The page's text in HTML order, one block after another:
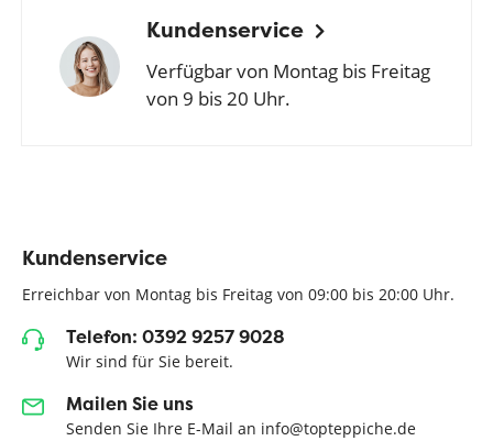
Kundenservice
Verfügbar von Montag bis Freitag
von 9 bis 20 Uhr.
Kundenservice
Erreichbar von Montag bis Freitag von 09:00 bis 20:00 Uhr.
Telefon: 0392 9257 9028
Wir sind für Sie bereit.
Mailen Sie uns
Senden Sie Ihre E-Mail an info@topteppiche.de